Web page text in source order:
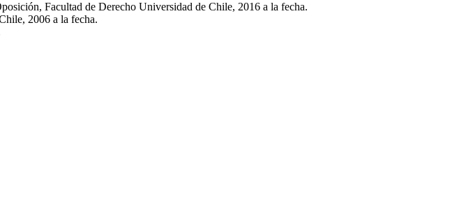
Facultad de Derecho Universidad de Chile, 2016 a la fecha.
2006 a la fecha.